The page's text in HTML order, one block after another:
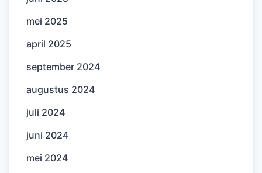
mei 2025
april 2025
september 2024
augustus 2024
juli 2024
juni 2024
mei 2024